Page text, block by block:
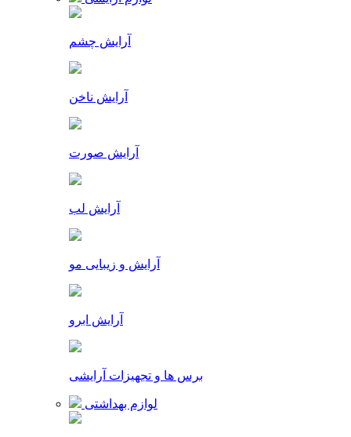
آرایش چشم
آرایش ناخن
آرایش صورت
آرایش لب
آرایش و زیبایی مو
آرایش ابرو
برس ها و تجهیزات آرایشی
لوازم بهداشتی